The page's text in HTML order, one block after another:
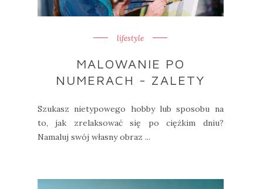
lifestyle
MALOWANIE PO
NUMERACH - ZALETY
Szukasz nietypowego hobby lub sposobu na
to, jak zrelaksować się po ciężkim dniu?
Namaluj swój własny obraz ...